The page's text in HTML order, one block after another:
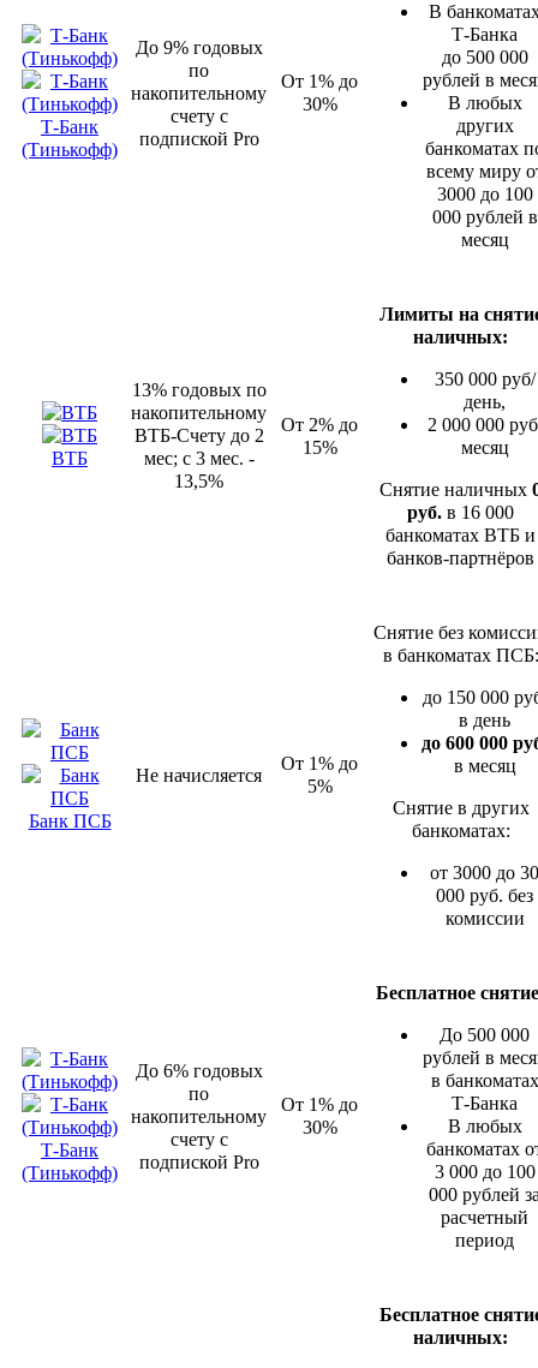
Т-Банк
(Тинькофф)
До 9% годовых
по
накопительному
счету с
подпиской Pro
От 1% до
30%
В
Т-Банка
до 500 000
рублей в
В любых
других
банкоматах
всему миру
3000 до 100
000 рублей в
месяц
ВТБ
13% годовых по
накопительному
ВТБ-Счету до 2
мес; с 3 мес. -
13,5%
От 2% до
15%
Лимиты на
наличных:
350 000 руб/
день,
2 000 000
месяц
Снятие наличных
руб. в 16 000
банкоматах ВТБ и
банков-партнёров
Банк ПСБ
Не начисляется
От 1% до
5%
Снятие без
в банкоматах ПСБ:
до 150 000
в день
до 600 000
в месяц
Снятие в других
банкоматах:
от 3000 до 30
000 руб. без
комиссии
Т-Банк
(Тинькофф)
До 6% годовых
по
накопительному
счету с
подпиской Pro
От 1% до
30%
Бесплатное
До 500 000
рублей в
в банкоматах
Т-Банка
В любых
банкоматах
3 000 до 100
000 рублей
расчетный
период
Бесплатное
наличных: